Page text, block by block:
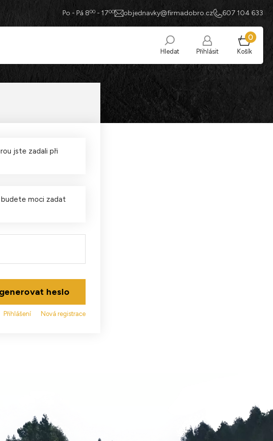
Po - Pá 800 - 1700 objednavky@firmadobro.cz 607 104 633
Hledat
Přihlásit
0
Košík
jste zadali při
moci zadat
heslo
Přihlášení Nová registrace